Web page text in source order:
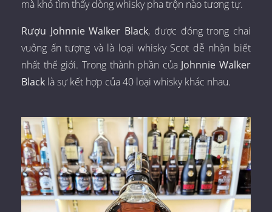
mà khó tìm thấy dòng whisky pha trộn nào tương tự.
Rượu Johnnie Walker Black, được đóng trong chai
vuông ấn tượng và là loại whisky Scot dễ nhận biết
nhất thế giới. Trong thành phần của Johnnie Walker
Black là sự kết hợp của 40 loại whisky khác nhau.